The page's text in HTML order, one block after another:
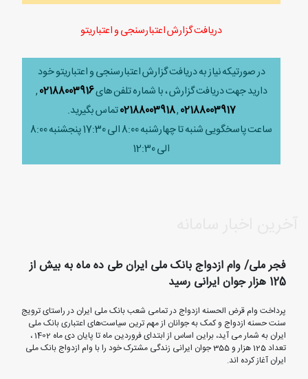
دریافت گزارش اعتبارسنجی و اعتباریتو
در صورتیکه نیاز به دریافت گزارش اعتبارسنجی و اعتباریتو خود
دارید جهت دریافت گزارش ، با شماره تلفن های02188003916
,
02188003917
,
02188003918تماس بگیرید.
ساعت پاسخگویی شنبه تا چهارشنبه 8:00 الی 17:30 پنجشنبه 8:00
الی 12:30
فجر ملی/ وام ازدواج بانک ملی ایران طی ده ماه به بیش از
125 هزار جوان ایرانی رسید
پرداخت وام قرض الحسنه ازدواج در تمامی شعب بانک ملی ایران در راستای ترویج
سنت حسنه ازدواج و کمک به جوانان از مهم ترین سیاست‌های اعتباری بانک ملی
ایران به شمار می آید، براین اساس از ابتدای فروردین ماه تا پایان دی ماه 1402 ،
تعداد 125 هزار و 355 جوان ایرانی زندگی مشترک خود را با وام ازدواج بانک ملی
ایران آغاز کرده اند.